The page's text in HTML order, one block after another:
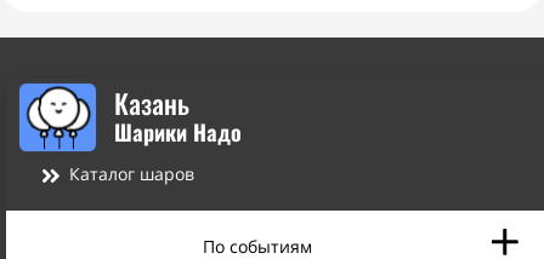
Казань
Шарики Надо
Каталог шаров
По событиям